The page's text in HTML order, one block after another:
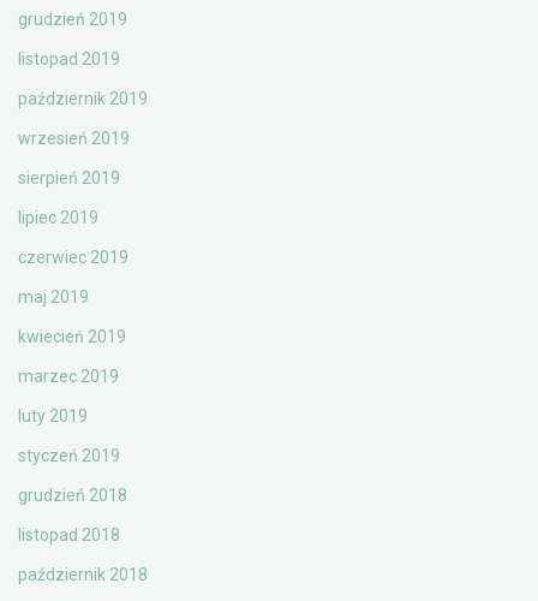
grudzień 2019
listopad 2019
październik 2019
wrzesień 2019
sierpień 2019
lipiec 2019
czerwiec 2019
maj 2019
kwiecień 2019
marzec 2019
luty 2019
styczeń 2019
grudzień 2018
listopad 2018
październik 2018